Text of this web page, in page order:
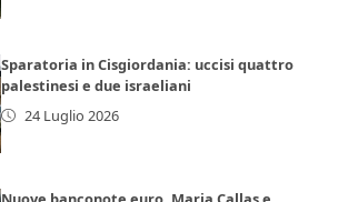
Sparatoria in Cisgiordania: uccisi quattro
palestinesi e due israeliani
24 Luglio 2026